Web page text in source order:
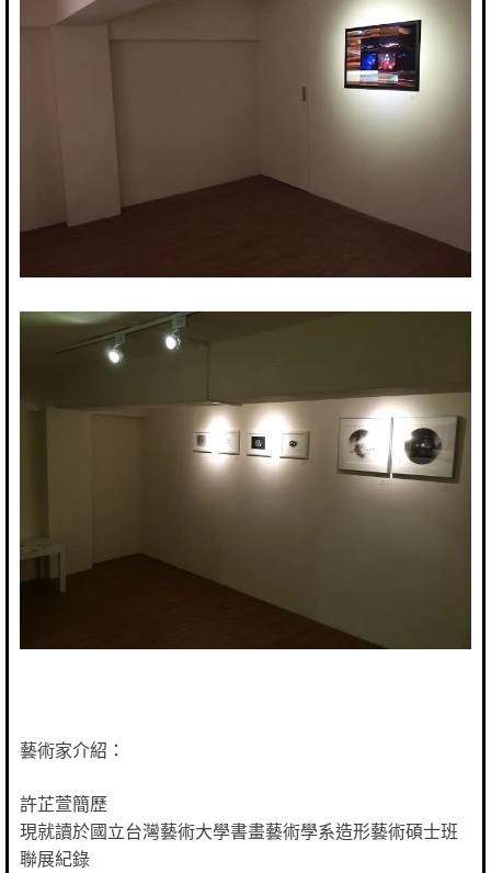
藝術家介紹：
許芷萱簡歷
現就讀於國立台灣藝術大學書畫藝術學系造形藝術碩士班
聯展紀錄